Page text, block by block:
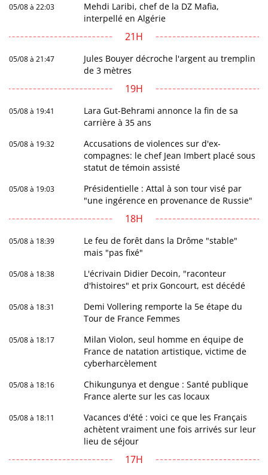
05/08 à 22:03
Mehdi Laribi, chef de la DZ Mafia,
interpellé en Algérie
21H
05/08 à 21:47
Jules Bouyer décroche l'argent au tremplin
de 3 mètres
19H
05/08 à 19:41
Lara Gut-Behrami annonce la fin de sa
carrière à 35 ans
05/08 à 19:32
Accusations de violences sur d'ex-
compagnes: le chef Jean Imbert placé sous
statut de témoin assisté
05/08 à 19:03
Présidentielle : Attal à son tour visé par
"une ingérence en provenance de Russie"
18H
05/08 à 18:39
Le feu de forêt dans la Drôme "stable"
mais "pas fixé"
05/08 à 18:38
L'écrivain Didier Decoin, "raconteur
d'histoires" et prix Goncourt, est décédé
05/08 à 18:31
Demi Vollering remporte la 5e étape du
Tour de France Femmes
05/08 à 18:17
Milan Violon, seul homme en équipe de
France de natation artistique, victime de
cyberharcèlement
05/08 à 18:16
Chikungunya et dengue : Santé publique
France alerte sur les cas locaux
05/08 à 18:11
Vacances d'été : voici ce que les Français
achètent vraiment une fois arrivés sur leur
lieu de séjour
17H